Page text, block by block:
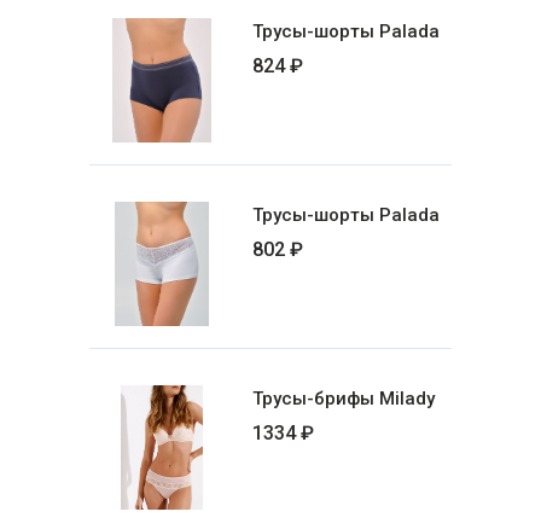
Трусы-шорты Palada
824 ₽
Трусы-шорты Palada
802 ₽
Трусы-брифы Milady
1334 ₽